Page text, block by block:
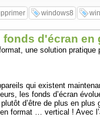
windows8
d'écran en
une solution
qui existent
les fonds d’écran
d’être de plus en
format … vertical !